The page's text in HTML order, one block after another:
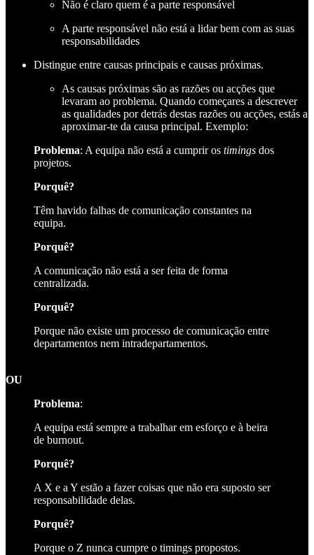
Não é claro quem é a parte responsável
A parte responsável não está a lidar bem com as suas
responsabilidades
Distingue entre causas principais e causas próximas.
As causas próximas são as razões ou acções que
levaram ao problema. Quando começares a descrever
as qualidades por detrás destas razões ou acções, estás a
aproximar-te da causa principal. Exemplo:
Problema: A equipa não está a cumprir os timings dos
projetos.
Porquê?
Têm havido falhas de comunicação constantes na
equipa.
Porquê?
A comunicação não está a ser feita de forma
centralizada.
Porquê?
Porque não existe um processo de comunicação entre
departamentos nem intradepartamentos.
OU
Problema:
A equipa está sempre a trabalhar em esforço e à beira
de burnout.
Porquê?
A X e a Y estão a fazer coisas que não era suposto ser
responsabilidade delas.
Porquê?
Porque o Z nunca cumpre o timings propostos.